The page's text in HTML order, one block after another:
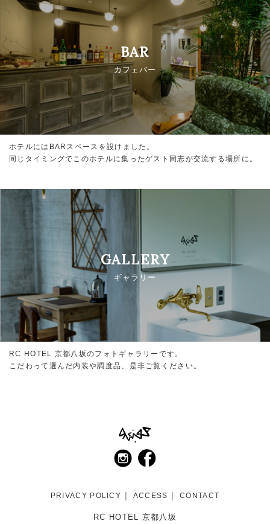
BAR
カフェバー
ホテルにはBARスペースを設けました。
同じタイミングでこのホテルに集ったゲスト同志が交流する場所に。
GALLERY
ギャラリー
RC HOTEL 京都八坂のフォトギャラリーです。
こだわって選んだ内装や調度品、是非ご覧ください。
PRIVACY POLICY ACCESS CONTACT
RC HOTEL 京都八坂